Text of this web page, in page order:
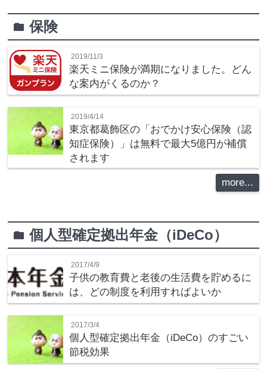
folder保険
2019/11/3
楽天ミニ保険が満期になりました。どん
な案内がくるのか？
2019/4/14
東京都葛飾区の「おでかけ安心保険（認
知症保険）」は無料で最大5億円が補償
されます
more...
folder個人型確定拠出年金（iDeCo）
2017/4/9
子供の教育費と老後の生活費を貯めるに
は、どの制度を利用すればよいか
2017/3/4
個人型確定拠出年金（iDeCo）のすごい
節税効果